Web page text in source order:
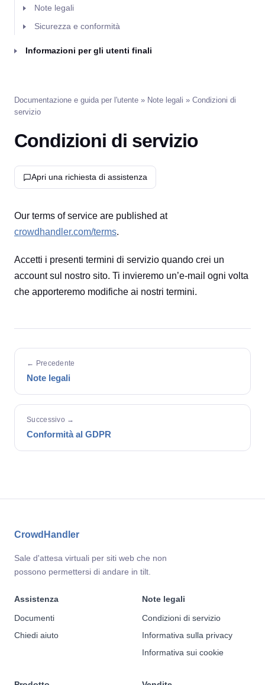
Note legali
Sicurezza e conformità
Informazioni per gli utenti finali
Documentazione e guida per l'utente » Note legali » Condizioni di
servizio
Condizioni di servizio
Apri una richiesta di assistenza
Our terms of service are published at
crowdhandler.com/terms.
Accetti i presenti termini di servizio quando crei un
account sul nostro sito. Ti invieremo un’e-mail ogni volta
che apporteremo modifiche ai nostri termini.
← Precedente
Note legali
Successivo →
Conformità al GDPR
CrowdHandler
Sale d'attesa virtuali per siti web che non
possono permettersi di andare in tilt.
Assistenza
Documenti
Chiedi aiuto
Note legali
Condizioni di servizio
Informativa sulla privacy
Informativa sui cookie